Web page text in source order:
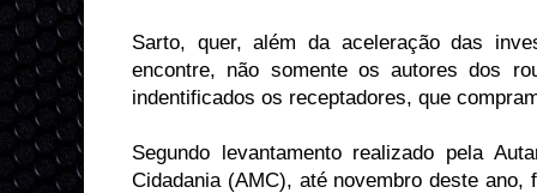
Sarto, quer, além da aceleração das
encontre, não somente os autores dos
indentificados os receptadores, que
Segundo levantamento realizado pela
Cidadania (AMC), até novembro deste ano,